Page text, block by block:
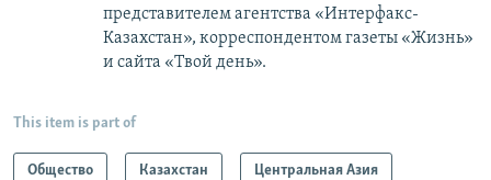
представителем агентства «Интерфакс-
Казахстан», корреспондентом газеты «Жизнь»
и сайта «Твой день».
This item is part of
Общество Казахстан Центральная Азия